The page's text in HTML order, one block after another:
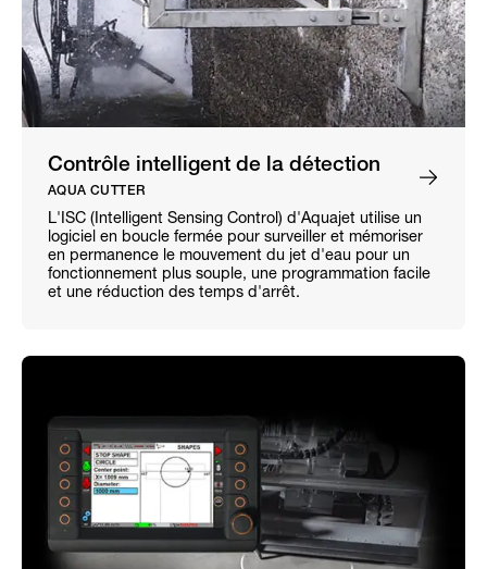
Contrôle intelligent de la détection
AQUA CUTTER
L'ISC (Intelligent Sensing Control) d'Aquajet utilise un
logiciel en boucle fermée pour surveiller et mémoriser
en permanence le mouvement du jet d'eau pour un
fonctionnement plus souple, une programmation facile
et une réduction des temps d'arrêt.